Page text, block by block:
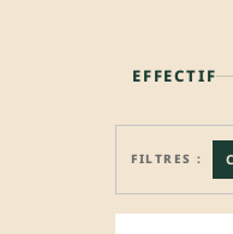
EFFECTIF
FILTRES :